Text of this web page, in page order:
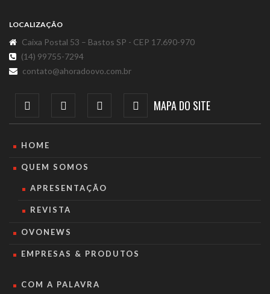
LOCALIZAÇÃO
Caixa Postal 53 – Bastos SP - CEP 17.690-970
(14) 99755-7294
contato@ahoradoovo.com.br
MAPA DO SITE
HOME
QUEM SOMOS
APRESENTAÇÃO
REVISTA
OVONEWS
EMPRESAS & PRODUTOS
COM A PALAVRA